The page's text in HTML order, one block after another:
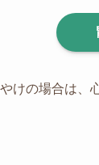
けの場合は、